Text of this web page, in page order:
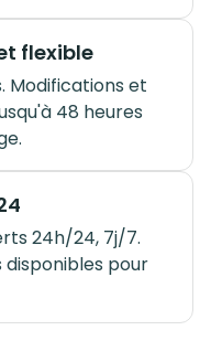
flexible
Modifications et
48 heures
24h/24, 7j/7.
disponibles pour